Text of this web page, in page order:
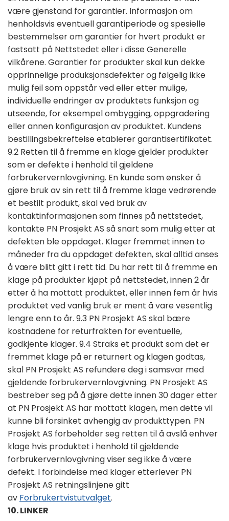
være gjenstand for garantier. Informasjon om
henholdsvis eventuell garantiperiode og spesielle
bestemmelser om garantier for hvert produkt er
fastsatt på Nettstedet eller i disse Generelle
vilkårene. Garantier for produkter skal kun dekke
opprinnelige produksjonsdefekter og følgelig ikke
mulig feil som oppstår ved eller etter mulige,
individuelle endringer av produktets funksjon og
utseende, for eksempel ombygging, oppgradering
eller annen konfigurasjon av produktet. Kundens
bestillingsbekreftelse etablerer garantisertifikatet.
9.2 Retten til å fremme en klage gjelder produkter
som er defekte i henhold til gjeldene
forbrukervernlovgivning. En kunde som ønsker å
gjøre bruk av sin rett til å fremme klage vedrørende
et bestilt produkt, skal ved bruk av
kontaktinformasjonen som finnes på nettstedet,
kontakte PN Prosjekt AS så snart som mulig etter at
defekten ble oppdaget. Klager fremmet innen to
måneder fra du oppdaget defekten, skal alltid anses
å være blitt gitt i rett tid. Du har rett til å fremme en
klage på produkter kjøpt på nettstedet, innen 2 år
etter å ha mottatt produktet, eller innen fem år hvis
produktet ved vanlig bruk er ment å vare vesentlig
lengre enn to år. 9.3 PN Prosjekt AS skal bære
kostnadene for returfrakten for eventuelle,
godkjente klager. 9.4 Straks et produkt som det er
fremmet klage på er returnert og klagen godtas,
skal PN Prosjekt AS refundere deg i samsvar med
gjeldende forbrukervernlovgivning. PN Prosjekt AS
bestreber seg på å gjøre dette innen 30 dager etter
at PN Prosjekt AS har mottatt klagen, men dette vil
kunne bli forsinket avhengig av produkttypen. PN
Prosjekt AS forbeholder seg retten til å avslå enhver
klage hvis produktet i henhold til gjeldende
forbrukervernlovgivning viser seg ikke å være
defekt. I forbindelse med klager etterlever PN
Prosjekt AS retningslinjene gitt
av Forbrukertvistutvalget.
10. LINKER